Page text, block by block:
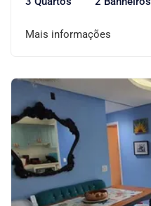
Mais informações